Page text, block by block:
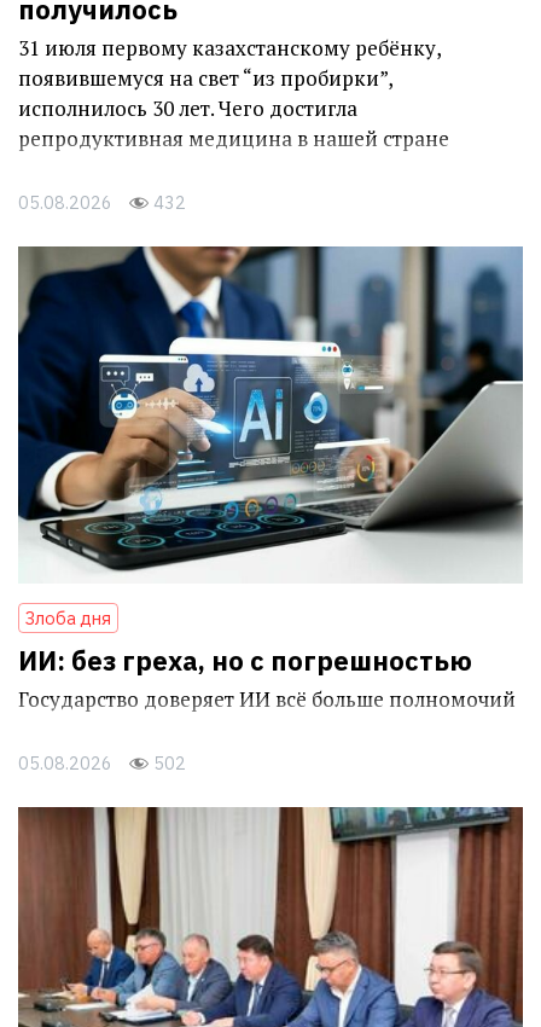
получилось
31 июля первому казахстанскому ребёнку,
появившемуся на свет “из пробирки”,
исполнилось 30 лет. Чего достигла
репродуктивная медицина в нашей стране
05.08.2026 432
Злоба дня
ИИ: без греха, но с погрешностью
Государство доверяет ИИ всё больше полномочий
05.08.2026 502